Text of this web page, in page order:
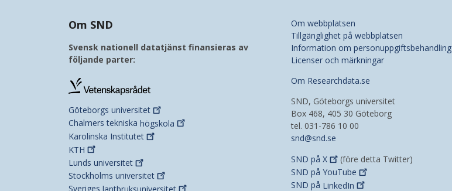
Om SND
Svensk nationell datatjänst finansieras av
följande parter:
Göteborgs universitet
Chalmers tekniska högskola
Karolinska Institutet
KTH
Lunds universitet
Stockholms universitet
Om webbplatsen
Tillgänglighet på webbplatsen
Information om personuppgiftsbehandling
Licenser och märkningar
Om Researchdata.se
SND, Göteborgs universitet
Box 468, 405 30 Göteborg
tel. 031-786 10 00
snd@snd.se
SND på X
(före detta Twitter)
SND på YouTube
SND på LinkedIn